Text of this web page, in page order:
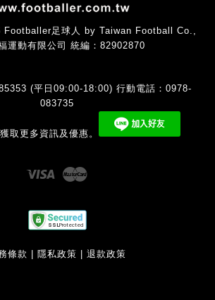
足球人 by Taiwan Football Co.,
運動有限公司 統編：82902870
(平日09:00-18:00) 行動電話：0978-
083735
取更多資訊及優惠。
Visa
條款 隱私政策 退款政策